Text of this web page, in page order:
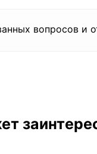
вопросов и